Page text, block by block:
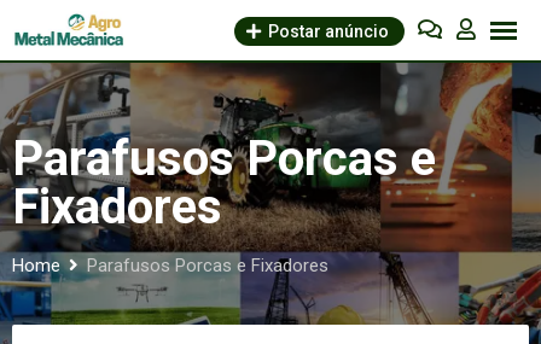
to
content
Postar anúncio
Parafusos Porcas e
Fixadores
Home Parafusos Porcas e Fixadores